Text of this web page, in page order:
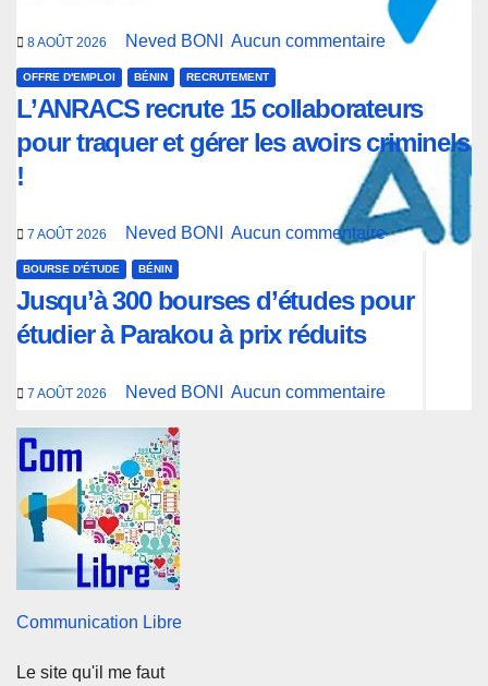
8 AOÛT 2026 Neved BONI Aucun commentaire
OFFRE D'EMPLOI BÉNIN RECRUTEMENT
L’ANRACS recrute 15 collaborateurs
pour traquer et gérer les avoirs criminels
!
7 AOÛT 2026 Neved BONI Aucun commentaire
BOURSE D'ÉTUDE BÉNIN
Jusqu’à 300 bourses d’études pour
étudier à Parakou à prix réduits
7 AOÛT 2026 Neved BONI Aucun commentaire
Communication Libre
Le site qu'il me faut